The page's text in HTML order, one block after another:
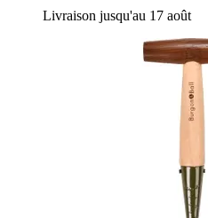
Livraison jusqu'au 17 août